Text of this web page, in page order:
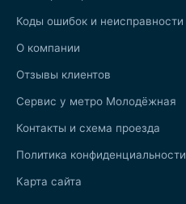
Коды ошибок и неисправности
О компании
Отзывы клиентов
Сервис у метро Молодёжная
Контакты и схема проезда
Политика конфиденциальности
Карта сайта